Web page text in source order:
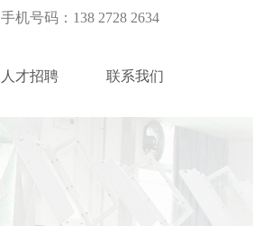
手机号码：138 2728 2634
人才招聘 联系我们